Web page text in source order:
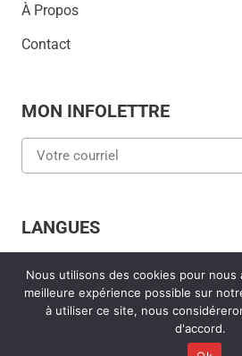
À Propos
Contact
MON INFOLETTRE
LANGUES
Cuisiner avec Micheline
Politique éditoriale
Nous utilisons des cookies pour
meilleure expérience possible sur
à utiliser ce site, nous
d'accord.